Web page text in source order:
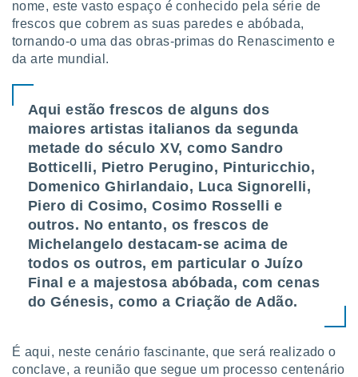
de
1199
nome, este vasto espaço é conhecido pela série de
frescos que cobrem as suas paredes e abóbada,
tornando-o uma das obras-primas do Renascimento e
da arte mundial.
Aqui estão frescos de alguns dos
maiores artistas italianos da segunda
metade do século XV, como Sandro
Botticelli, Pietro Perugino, Pinturicchio,
Domenico Ghirlandaio, Luca Signorelli,
Piero di Cosimo, Cosimo Rosselli e
outros. No entanto, os frescos de
Michelangelo destacam-se acima de
todos os outros, em particular o Juízo
Final e a majestosa abóbada, com cenas
do Génesis, como a Criação de Adão.
É aqui, neste cenário fascinante, que será realizado o
conclave, a reunião que segue um processo centenário